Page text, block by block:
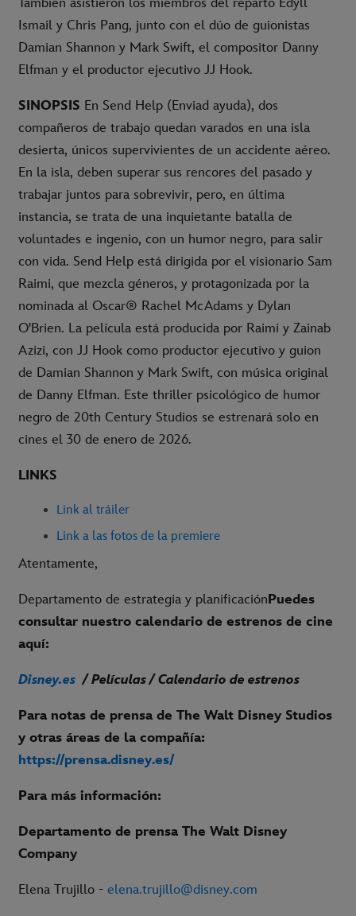
Ismail y Chris Pang, junto con el dúo de guionistas
Damian Shannon y Mark Swift, el compositor Danny
Elfman y el productor ejecutivo JJ Hook.
SINOPSIS En Send Help (Enviad ayuda), dos
compañeros de trabajo quedan varados en una isla
desierta, únicos supervivientes de un accidente aéreo.
En la isla, deben superar sus rencores del pasado y
trabajar juntos para sobrevivir, pero, en última
instancia, se trata de una inquietante batalla de
voluntades e ingenio, con un humor negro, para salir
con vida. Send Help está dirigida por el visionario Sam
Raimi, que mezcla géneros, y protagonizada por la
nominada al Oscar® Rachel McAdams y Dylan
O'Brien. La película está producida por Raimi y Zainab
Azizi, con JJ Hook como productor ejecutivo y guion
de Damian Shannon y Mark Swift, con música original
de Danny Elfman. Este thriller psicológico de humor
negro de 20th Century Studios se estrenará solo en
cines el 30 de enero de 2026.
LINKS
Link al tráiler
Link a las fotos de la premiere
Atentamente,
Departamento de estrategia y planificaciónPuedes
consultar nuestro calendario de estrenos de cine
aquí:
Disney.es / Películas / Calendario de estrenos
Para notas de prensa de The Walt Disney Studios
y otras áreas de la compañía:
https://prensa.disney.es/
Para más información:
Departamento de prensa The Walt Disney
Company
Elena Trujillo - elena.trujillo@disney.com